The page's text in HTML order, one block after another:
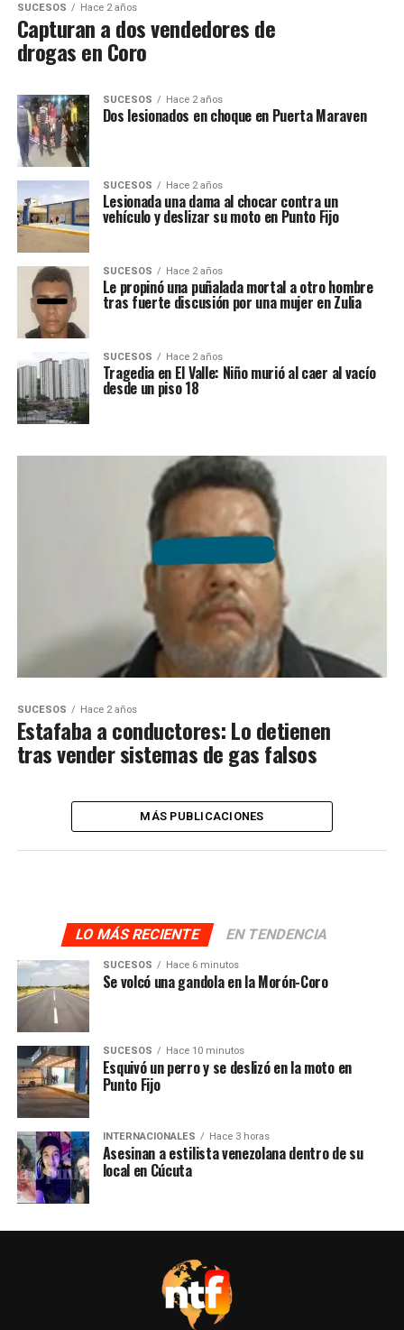
SUCESOS Hace 2 años
Capturan a dos vendedores de
drogas en Coro
SUCESOS Hace 2 años
Dos lesionados en choque en Puerta Maraven
SUCESOS Hace 2 años
Lesionada una dama al chocar contra un
vehículo y deslizar su moto en Punto Fijo
SUCESOS Hace 2 años
Le propinó una puñalada mortal a otro hombre
tras fuerte discusión por una mujer en Zulia
SUCESOS Hace 2 años
Tragedia en El Valle: Niño murió al caer al vacío
desde un piso 18
SUCESOS Hace 2 años
Estafaba a conductores: Lo detienen
tras vender sistemas de gas falsos
MÁS PUBLICACIONES
LO MÁS RECIENTE EN TENDENCIA
SUCESOS Hace 6 minutos
Se volcó una gandola en la Morón-Coro
SUCESOS Hace 10 minutos
Esquivó un perro y se deslizó en la moto en
Punto Fijo
INTERNACIONALES Hace 3 horas
Asesinan a estilista venezolana dentro de su
local en Cúcuta